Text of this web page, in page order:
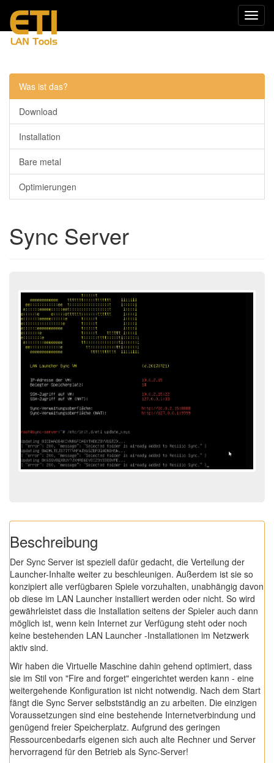
MenüWas ist das?
Download
Installation
Bare metal
Optimierungen
Sync Server
Beschreibung
Der Sync Server ist speziell dafür gedacht, die Verteilung der
Launcher-Inhalte weiter zu beschleunigen. Außerdem ist sie so
konzipiert alle verfügbaren Spiele vorzuhalten, unabhängig davon
ob diese im LAN Launcher installiert werden oder nicht. So wird
gewährleistet dass die Installation seitens der Spieler auch dann
möglich ist, wenn kein Internet zur Verfügung steht oder noch
keine bestehenden LAN Launcher -Installationen im Netzwerk
aktiv sind.
Wir haben die Virtuelle Maschine dahin gehend optimiert, dass
sie im Stil von "Fire and forget" eingerichtet werden kann - eine
weitergehende Konfiguration ist nicht notwendig. Nach dem Start
fängt die Sync Server selbstständig an zu arbeiten. Die einzigen
Voraussetzungen sind eine bestehende Internetverbindung und
genügend freier Speicherplatz. Aufgrund des geringen
Ressourcenbedarfs eigenen sich auch alte Rechner und Server
hervorragend für den Betrieb als Sync-Server!